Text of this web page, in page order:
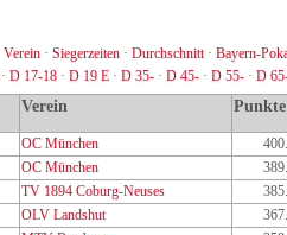
Verein · Siegerzeiten · Durchschnitt· Bayern-
· D 17-18 · D 19 E · D 35- · D 45- · D 55- · D
Verein Punkte
OC München
OC München
TV 1894 Coburg-Neuses
OLV Landshut